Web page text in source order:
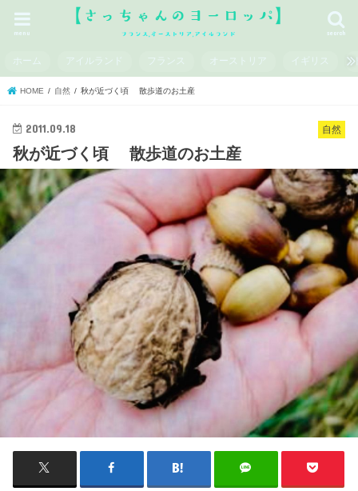
search
menu
ホーム アイルランド フランス オーストリア イギリス
HOME 自然 秋が近づく頃 散歩道のお土産
自然
2011.09.18
秋が近づく頃 散歩道のお土産